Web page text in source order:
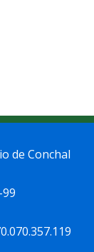
de Conchal